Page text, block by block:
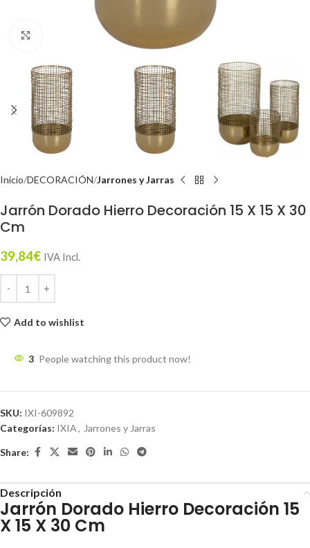
Click to enlarge
Inicio DECORACIÓN Jarrones y Jarras
Jarrón Dorado Hierro Decoración 15 X 15 X 30
Cm
39,84€ IVA Incl.
Add to wishlist
3 People watching this product now!
SKU: IXI-609892
Categorías: IXIA, Jarrones y Jarras
Share:
Descripción
Jarrón Dorado Hierro Decoración 15
X 15 X 30 Cm